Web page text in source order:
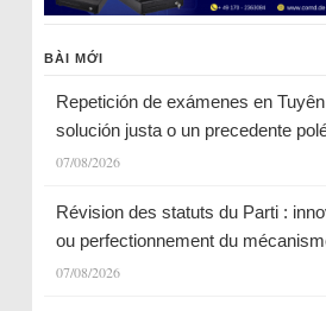
BÀI MỚI
Repetición de exámenes en
solución justa o un precedente
07/08/2026
Révision des statuts du Parti :
ou perfectionnement du
07/08/2026